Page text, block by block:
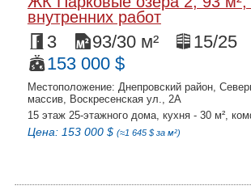
внутренних работ
3 93/30 м²
15/25
153 000 $
Местоположение: Днепровский район,
массив, Воскресенская ул., 2А
15 этаж 25-этажного дома, кухня - 30 м²,
Цена: 153 000 $ (≈1 645 $ за м²)